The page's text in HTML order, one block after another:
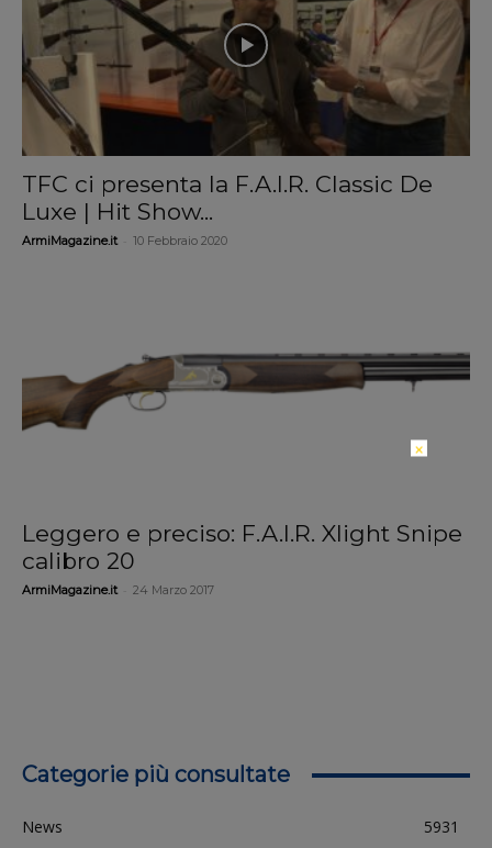
TFC ci presenta la F.A.I.R. Classic De
Luxe | Hit Show...
ArmiMagazine.it 10 Febbraio 2020
Leggero e preciso: F.A.I.R. Xlight Snipe
calibro 20
ArmiMagazine.it 24 Marzo 2017
Categorie più consultate
News
5931
×